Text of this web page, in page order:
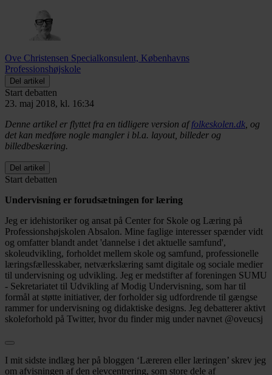
Ove Christensen Specialkonsulent, Københavns
Professionshøjskole
Del artikel
Start debatten
23. maj 2018, kl. 16:34
Denne artikel er flyttet fra en tidligere version affolkeskolen.dk, og
det kan medføre nogle mangler i bl.a. layout, billeder og
billedbeskæring.
Del artikel
Start debatten
Undervisning er forudsætningen for læring
Jeg er idehistoriker og ansat på Center for Skole og Læring på
Professionshøjskolen Absalon. Mine faglige interesser spænder vidt
og omfatter blandt andet 'dannelse i det aktuelle samfund',
skoleudvikling, forholdet mellem skole og samfund, professionelle
læringsfællesskaber, netværkslæring samt digitale og sociale medier
til undervisning og udvikling. Jeg er medstifter af foreningen SUMU
- Sekretariatet til Udvikling af Modig Undervisning, som har til
formål at støtte initiativer, der forholder sig udfordrende til gængse
rammer for undervisning og didaktiske designs. Jeg debatterer aktivt
skoleforhold på Twitter, hvor du finder mig under navnet @oveucsj
I mit sidste indlæg her på bloggen ‘Læreren eller læringen’ skrev jeg
om afvisningen af den elevcentrering, som store dele af